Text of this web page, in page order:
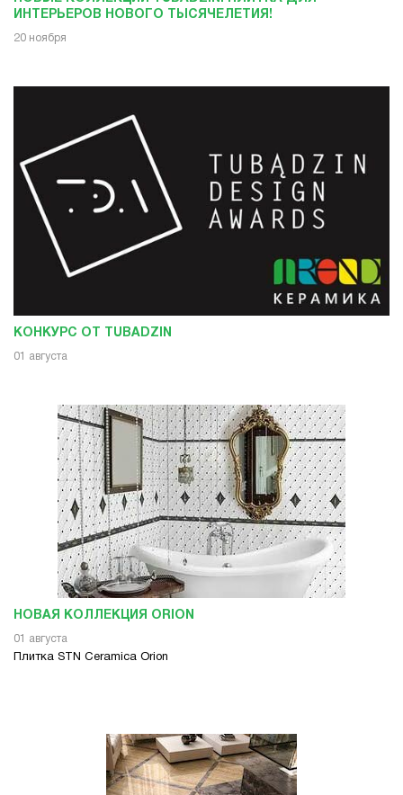
ИНТЕРЬЕРОВ НОВОГО ТЫСЯЧЕЛЕТИЯ!
20 ноября
КОНКУРС ОТ TUBADZIN
01 августа
НОВАЯ КОЛЛЕКЦИЯ ORION
01 августа
Плитка STN Ceramica Orion